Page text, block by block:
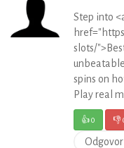
Step into
slots/
spins on
Play real
👍0 👎